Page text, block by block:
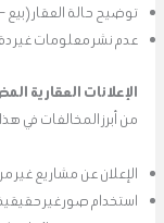
توضيح حالة العقار (بيع –
عدم نشر معلومات غير
الإعلانات العقارية
من أبرز المخالفات في
الإعلان عن مشاريع غير
استخدام صور غير